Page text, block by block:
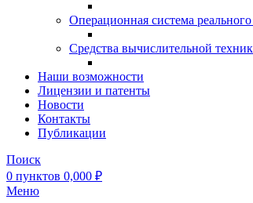
Операционная система
Средства вычислительной
Наши возможности
Лицензии и патенты
Новости
Контакты
Публикации
Поиск
0 пунктов 0,000 ₽
Меню